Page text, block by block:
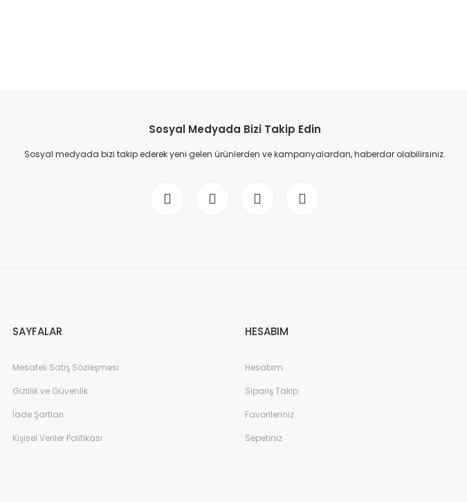
Sosyal Medyada Bizi Takip Edin
Sosyal medyada bizi takip ederek yeni gelen ürünlerden ve kampanyalardan, haberdar olabilirsiniz.
SAYFALAR
Mesafeli Satış Sözleşmesi
Gizlilik ve Güvenlik
İade Şartları
Kişisel Veriler Politikası
HESABIM
Hesabım
Sipariş Takip
Favorileriniz
Sepetiniz